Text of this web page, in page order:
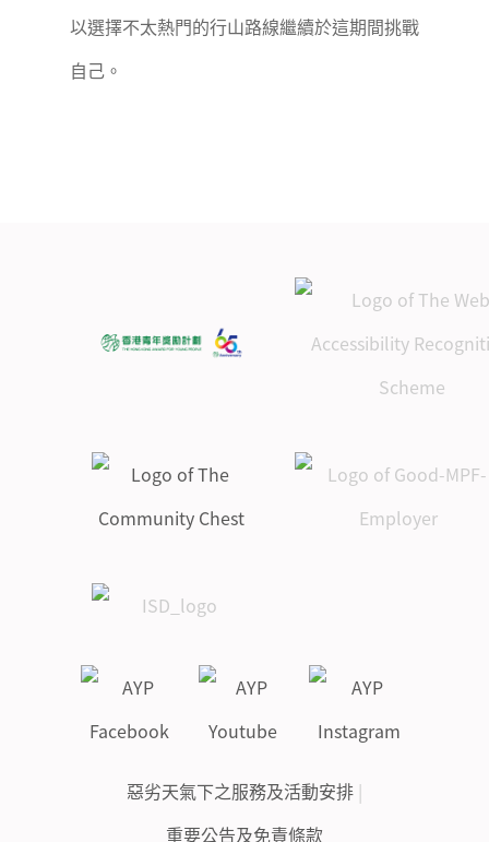
以選擇不太熱門的行山路線繼續於這期間挑戰
自己。
惡劣天氣下之服務及活動安排 |
重要公告及免責條款